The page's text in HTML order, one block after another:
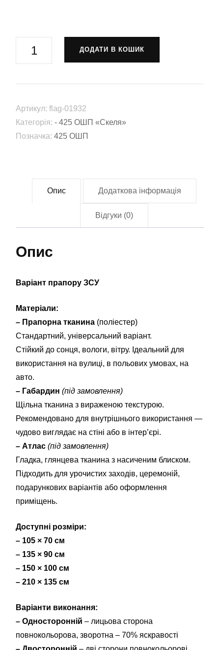
штурмовий
«Скеля»
(425
ОШП)
01932)
кількість
ДОДАТИ В КОШИК
Артикул: flag-01932
Категорія: - 425 ОШП «Скеля»
Позначка: 425 ОШП
Опис Додаткова інформація
Відгуки (0)
Опис
Варіант прапору ЗСУ
Матеріали:
– Прапорна тканина (поліестер)
Стандартний, універсальний варіант.
Стійкий до сонця, вологи, вітру. Ідеальний для
використання на вулиці, в польових умовах, на
авто.
– Габардин (під замовлення)
Щільна тканина з вираженою текстурою.
Рекомендовано для внутрішнього використання —
чудово виглядає на стіні або в інтер’єрі.
– Атлас (під замовлення)
Гладка, глянцева тканина з насиченим блиском.
Підходить для урочистих заходів, церемоній,
подарункових варіантів або оформлення
приміщень.
Доступні розміри:
– 105 × 70 см
– 135 × 90 см
– 150 × 100 см
– 210 × 135 см
Варіанти виконання:
– Односторонній – лицьова сторона
повнокольорова, зворотна – 70% яскравості